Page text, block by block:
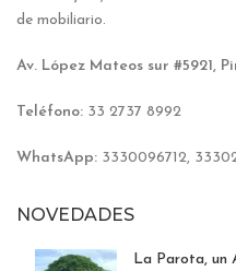
de mobiliario.
Av. López Mateos sur #5921,
Teléfono: 33 2737 8992
WhatsApp: 3330096712,
NOVEDADES
La Parota, un